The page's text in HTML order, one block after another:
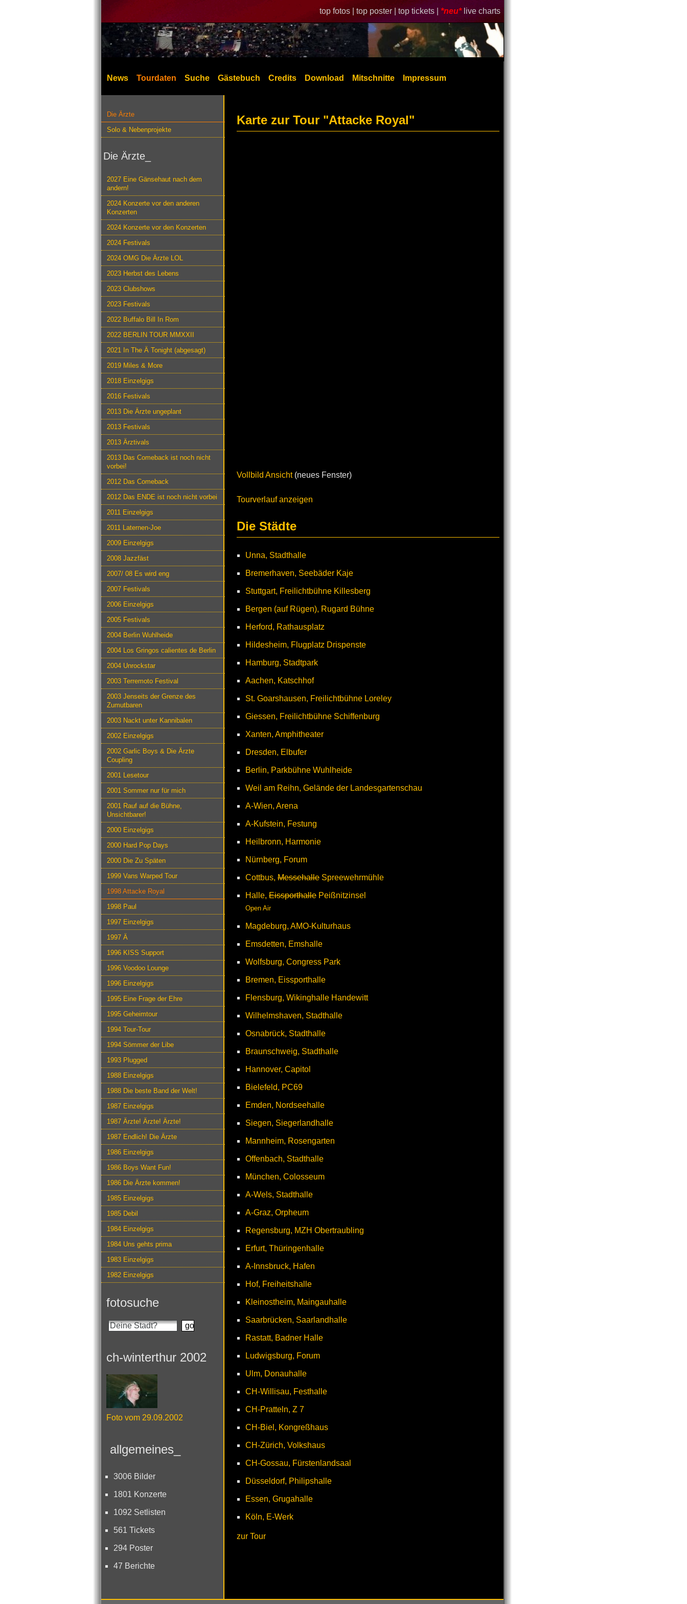
top fotos | top poster | top tickets | *neu* live charts
News Tourdaten Suche Gästebuch Credits Download Mitschnitte Impressum
Die Ärzte
Solo & Nebenprojekte
Die Ärzte_
2027 Eine Gänsehaut nach dem
andern!
2024 Konzerte vor den anderen
Konzerten
2024 Konzerte vor den Konzerten
2024 Festivals
2024 OMG Die Ärzte LOL
2023 Herbst des Lebens
2023 Clubshows
2023 Festivals
2022 Buffalo Bill In Rom
2022 BERLIN TOUR MMXXII
2021 In The Ä Tonight (abgesagt)
2019 Miles & More
2018 Einzelgigs
2016 Festivals
2013 Die Ärzte ungeplant
2013 Festivals
2013 Ärztivals
2013 Das Comeback ist noch nicht
vorbei!
2012 Das Comeback
2012 Das ENDE ist noch nicht vorbei
2011 Einzelgigs
2011 Laternen-Joe
2009 Einzelgigs
2008 Jazzfäst
2007/ 08 Es wird eng
2007 Festivals
2006 Einzelgigs
2005 Festivals
2004 Berlin Wuhlheide
2004 Los Gringos calientes de Berlin
2004 Unrockstar
2003 Terremoto Festival
2003 Jenseits der Grenze des
Zumutbaren
2003 Nackt unter Kannibalen
2002 Einzelgigs
2002 Garlic Boys & Die Ärzte
Coupling
2001 Lesetour
2001 Sommer nur für mich
2001 Rauf auf die Bühne,
Unsichtbarer!
2000 Einzelgigs
2000 Hard Pop Days
2000 Die Zu Späten
1999 Vans Warped Tour
1998 Attacke Royal
1998 Paul
1997 Einzelgigs
1997 Ä
1996 KISS Support
1996 Voodoo Lounge
1996 Einzelgigs
1995 Eine Frage der Ehre
1995 Geheimtour
1994 Tour-Tour
1994 Sömmer der Libe
1993 Plugged
1988 Einzelgigs
1988 Die beste Band der Welt!
1987 Einzelgigs
1987 Ärzte! Ärzte! Ärzte!
1987 Endlich! Die Ärzte
1986 Einzelgigs
1986 Boys Want Fun!
1986 Die Ärzte kommen!
1985 Einzelgigs
1985 Debil
1984 Einzelgigs
1984 Uns gehts prima
1983 Einzelgigs
1982 Einzelgigs
fotosuche
ch-winterthur 2002
Foto vom 29.09.2002
allgemeines_
3006 Bilder
1801 Konzerte
1092 Setlisten
561 Tickets
294 Poster
47 Berichte
Karte zur Tour "Attacke Royal"
Vollbild Ansicht(neues Fenster)
Tourverlauf anzeigen
Die Städte
Unna, Stadthalle
Bremerhaven, Seebäder Kaje
Stuttgart, Freilichtbühne Killesberg
Bergen (auf Rügen), Rugard Bühne
Herford, Rathausplatz
Hildesheim, Flugplatz Drispenste
Hamburg, Stadtpark
Aachen, Katschhof
St. Goarshausen, Freilichtbühne Loreley
Giessen, Freilichtbühne Schiffenburg
Xanten, Amphitheater
Dresden, Elbufer
Berlin, Parkbühne Wuhlheide
Weil am Reihn, Gelände der Landesgartenschau
A-Wien, Arena
A-Kufstein, Festung
Heilbronn, Harmonie
Nürnberg, Forum
Cottbus, Messehalle Spreewehrmühle
Halle, Eissporthalle Peißnitzinsel
Open Air
Magdeburg, AMO-Kulturhaus
Emsdetten, Emshalle
Wolfsburg, Congress Park
Bremen, Eissporthalle
Flensburg, Wikinghalle Handewitt
Wilhelmshaven, Stadthalle
Osnabrück, Stadthalle
Braunschweig, Stadthalle
Hannover, Capitol
Bielefeld, PC69
Emden, Nordseehalle
Siegen, Siegerlandhalle
Mannheim, Rosengarten
Offenbach, Stadthalle
München, Colosseum
A-Wels, Stadthalle
A-Graz, Orpheum
Regensburg, MZH Obertraubling
Erfurt, Thüringenhalle
A-Innsbruck, Hafen
Hof, Freiheitshalle
Kleinostheim, Maingauhalle
Saarbrücken, Saarlandhalle
Rastatt, Badner Halle
Ludwigsburg, Forum
Ulm, Donauhalle
CH-Willisau, Festhalle
CH-Pratteln, Z 7
CH-Biel, Kongreßhaus
CH-Zürich, Volkshaus
CH-Gossau, Fürstenlandsaal
Düsseldorf, Philipshalle
Essen, Grugahalle
Köln, E-Werk
zur Tour